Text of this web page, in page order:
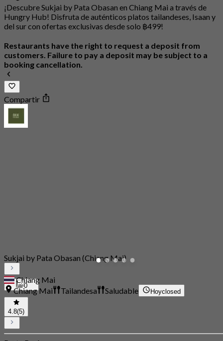
¡Descubre Sukjai by Pata Obasan en Chiang Mai a través de
Hungry Hub! Disfruta de auténticos platos tailandeses, Isaan y
del sur con ofertas exclusivas desde solo ฿499!
Restaurants have the right to request a deposit from
customers. Failure to pay a deposit may be subject to a
booking cancellation.
Compartir
0
Sukjai by Pata Obasan (Chiang Mai)
Chiang Mai
Chiang Mai
Tailandesa Saludable Hoyclosed
4.8(5)